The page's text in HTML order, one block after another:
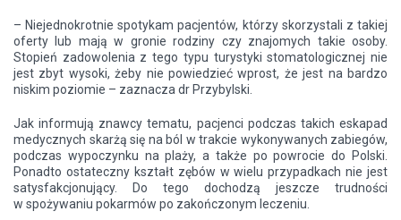
– Niejednokrotnie spotykam pacjentów, którzy skorzystali z takiej
oferty lub mają w gronie rodziny czy znajomych takie osoby.
Stopień zadowolenia z tego typu turystyki stomatologicznej nie
jest zbyt wysoki, żeby nie powiedzieć wprost, że jest na bardzo
niskim poziomie – zaznacza dr Przybylski.
Jak informują znawcy tematu, pacjenci podczas takich eskapad
medycznych skarżą się na ból w trakcie wykonywanych zabiegów,
podczas wypoczynku na plaży, a także po powrocie do Polski.
Ponadto ostateczny kształt zębów w wielu przypadkach nie jest
satysfakcjonujący. Do tego dochodzą jeszcze trudności
w spożywaniu pokarmów po zakończonym leczeniu.